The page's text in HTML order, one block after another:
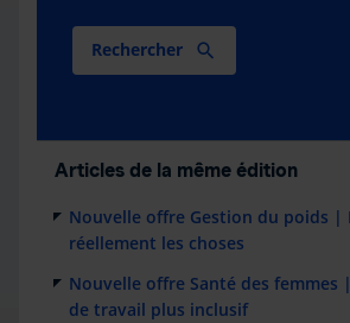
Rechercher
Articles de la même édition
Nouvelle offre Gestion du poids |
réellement les choses
Nouvelle offre Santé des femmes
de travail plus inclusif